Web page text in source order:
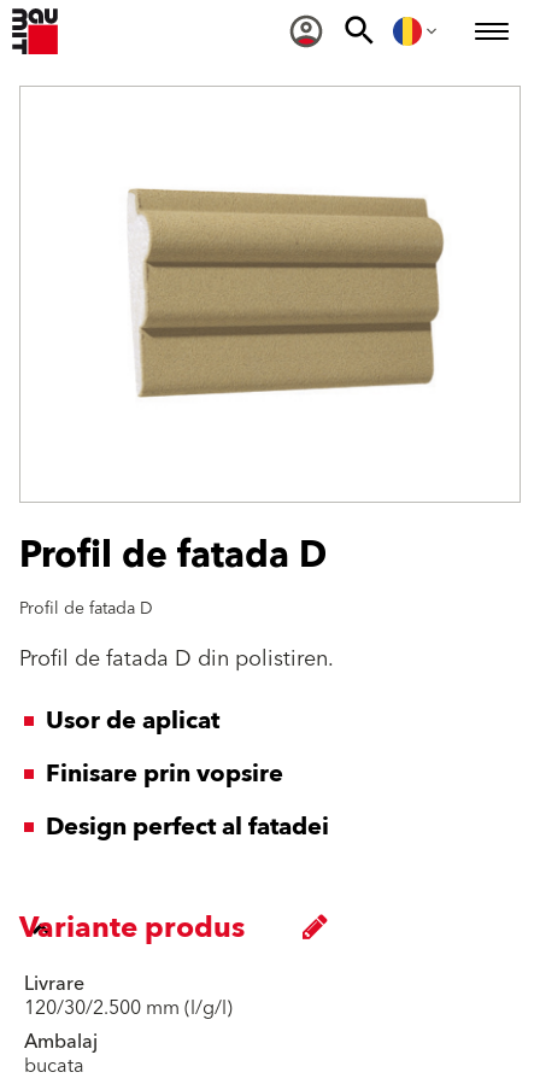
Profil de fatada D
Profil de fatada D
Profil de fatada D din polistiren.
Usor de aplicat
Finisare prin vopsire
Design perfect al fatadei
Variante produs
Livrare
120/30/2.500 mm (l/g/l)
Ambalaj
bucata